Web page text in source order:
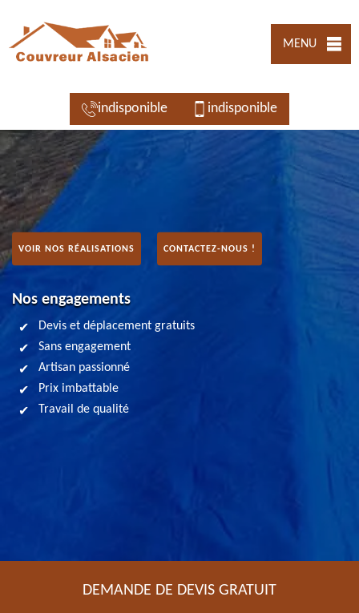
MENU
indisponible indisponible
VOIR NOS RÉALISATIONS CONTACTEZ-NOUS !
Nos engagements
Devis et déplacement gratuits
Sans engagement
Artisan passionné
Prix imbattable
Travail de qualité
DEMANDE DE DEVIS GRATUIT